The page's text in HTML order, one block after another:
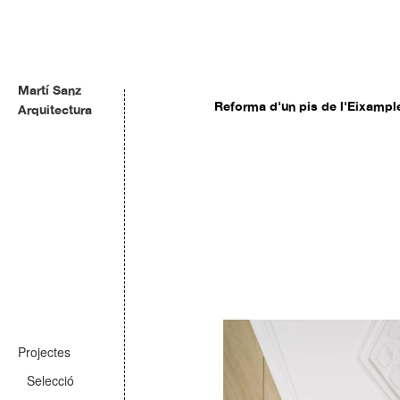
Martí Sanz
Arquitectura
Projectes
Selecció
Reforma d'un pis de